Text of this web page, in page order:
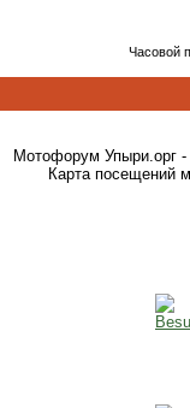
Часовой
Мотофорум Упыри.орг -
Карта посещений